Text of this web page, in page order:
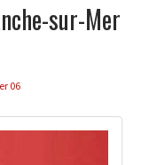
sur-Mer
06